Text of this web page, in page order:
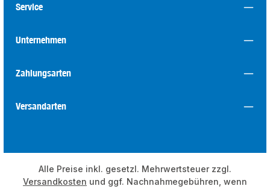
Service
Unternehmen
Zahlungsarten
Versandarten
Alle Preise inkl. gesetzl. Mehrwertsteuer zzgl.
Versandkosten und ggf. Nachnahmegebühren, wenn